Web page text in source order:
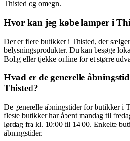
Thisted og omegn.
Hvor kan jeg købe lamper i
Der er flere butikker i Thisted, der
belysningsprodukter. Du kan besøge
Bolig eller tjekke online for et større
Hvad er de generelle
Thisted?
De generelle åbningstider for butikker i
fleste butikker har åbent mandag til
lørdag fra kl. 10:00 til 14:00. Enkelte
åbningstider.